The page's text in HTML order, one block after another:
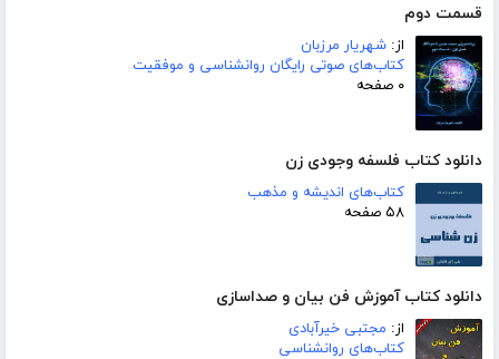
قسمت دوم
از: شهریار مرزبان
کتاب‌های صوتی رایگان روانشناسی و موفقیت
۰ صفحه
دانلود کتاب فلسفه وجودی زن
کتاب‌های اندیشه و مذهب
۵۸ صفحه
دانلود کتاب آموزش فن بیان و صداسازی
از: مجتبی خیرآبادی
کتاب‌های روانشناسی